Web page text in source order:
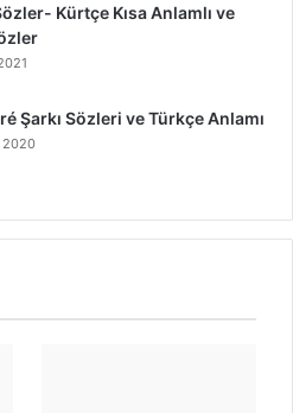
Kürtçe Kısa Anlamlı ve
Şarkı Sözleri ve Türkçe Anlamı
2020